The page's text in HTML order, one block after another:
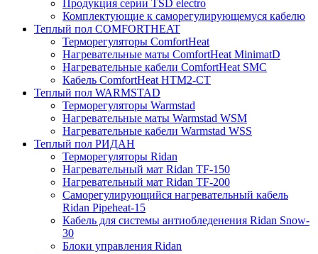
Продукция серии TSD electro
Комплектующие к саморегулирующемуся кабелю
Теплый пол COMFORTHEAT
Терморегуляторы ComfortHeat
Нагревательные маты ComfortHeat MinimatD
Нагревательные кабели ComfortHeat SMC
Кабель ComfortHeat HTM2-CT
Теплый пол WARMSTAD
Терморегуляторы Warmstad
Нагревательные маты Warmstad WSM
Нагревательные кабели Warmstad WSS
Теплый пол РИДАН
Терморегуляторы Ridan
Нагревательный мат Ridan TF-150
Нагревательный мат Ridan TF-200
Саморегулирующийся нагревательный кабель
Ridan Pipeheat-15
Кабель для системы антиобледенения Ridan Snow-
30
Блоки управления Ridan